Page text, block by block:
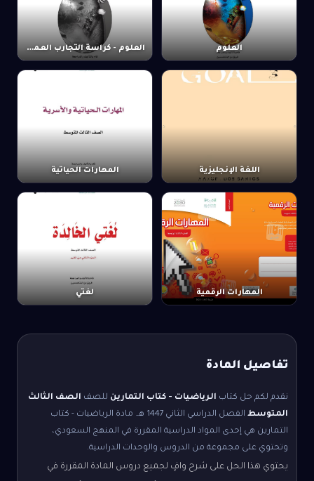
العلوم العلوم - كراسة التجارب العملية
اللغة الإنجليزية المهارات الحياتية
المهارات الرقمية لغتي
تفاصيل المادة
نقدم لكم حل كتاب الرياضيات - كتاب التمارين للصف الصف الثالث
المتوسط الفصل الدراسي الثاني
مادة الرياضيات - كتاب
التمارين هي إحدى المواد الدراسية المقررة في المنهج السعودي،
وتحتوي على مجموعة من الدروس والوحدات الدراسية.
يحتوي هذا الحل على شرح وافٍ لجميع دروس المادة المقررة في